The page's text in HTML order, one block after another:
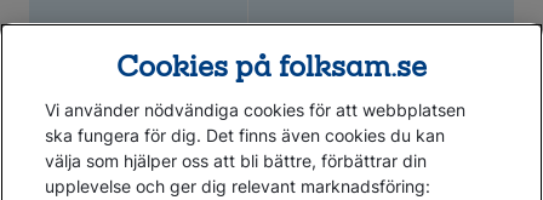
Cookies på folksam.se
Vi använder nödvändiga cookies för att webbplatsen
ska fungera för dig. Det finns även cookies du kan
välja som hjälper oss att bli bättre, förbättrar din
upplevelse och ger dig relevant marknadsföring: